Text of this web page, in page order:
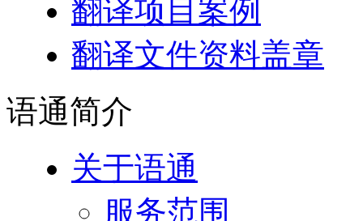
翻译项目案例
翻译文件资料盖章
语通简介
关于语通
服务范围